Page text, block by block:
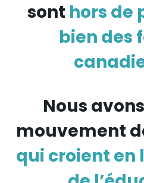
sont hors de
bien des
Nous
mouvement
qui croient en